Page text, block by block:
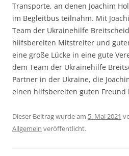
Transporte, an denen Joachim
im Begleitbus teilnahm. Mit
Team der Ukrainehilfe
hilfsbereiten Mitstreiter und
eine große Lücke in eine gute
dem Team der Ukrainehilfe
Partner in der Ukraine, die
einen hilfsbereiten guten
Dieser Beitrag wurde am 5. Mai 2021
Allgemein veröffentlicht.